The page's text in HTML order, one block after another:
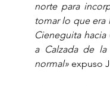
norte para
tomar lo que era
Cieneguita
a Calzada de
normal» expuso